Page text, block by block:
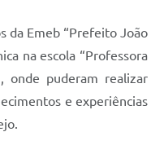
da Emeb “Prefeito João
na escola “Professora
onde puderam realizar
e experiências